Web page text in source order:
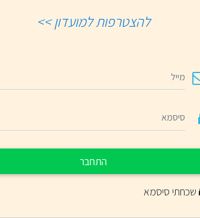
להצטרפות למועדון >>
התחבר
שכחתי סיסמא